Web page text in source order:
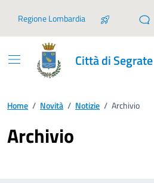
Regione Lombardia
Città di Segrate
Home / Novità / Notizie / Archivio
Archivio